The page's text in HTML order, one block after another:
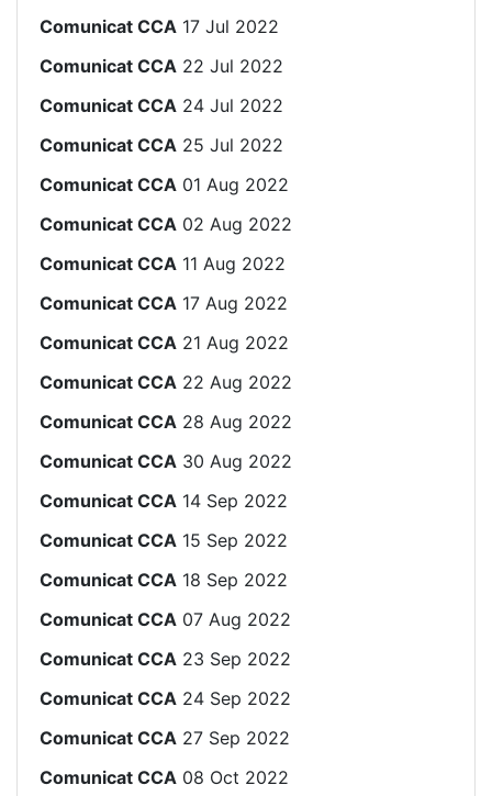
Comunicat CCA 17 Jul 2022
Comunicat CCA 22 Jul 2022
Comunicat CCA 24 Jul 2022
Comunicat CCA 25 Jul 2022
Comunicat CCA 01 Aug 2022
Comunicat CCA 02 Aug 2022
Comunicat CCA 11 Aug 2022
Comunicat CCA 17 Aug 2022
Comunicat CCA 21 Aug 2022
Comunicat CCA 22 Aug 2022
Comunicat CCA 28 Aug 2022
Comunicat CCA 30 Aug 2022
Comunicat CCA 14 Sep 2022
Comunicat CCA 15 Sep 2022
Comunicat CCA 18 Sep 2022
Comunicat CCA 07 Aug 2022
Comunicat CCA 23 Sep 2022
Comunicat CCA 24 Sep 2022
Comunicat CCA 27 Sep 2022
Comunicat CCA 08 Oct 2022